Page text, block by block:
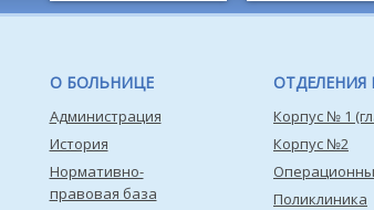
О БОЛЬНИЦЕ
Администрация
История
Нормативно-
правовая база
Корпус № 1
Корпус №2
Поликлиника